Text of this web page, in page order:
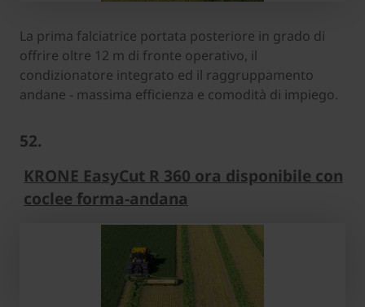
La prima falciatrice portata posteriore in grado di
offrire oltre 12 m di fronte operativo, il
condizionatore integrato ed il raggruppamento
andane - massima efficienza e comodità di impiego.
52.
KRONE EasyCut R 360 ora disponibile con
coclee forma-andana